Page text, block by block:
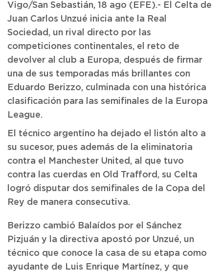
Vigo/San Sebastián, 18 ago (EFE).- El Celta de
Juan Carlos Unzué inicia ante la Real
Sociedad, un rival directo por las
competiciones continentales, el reto de
devolver al club a Europa, después de firmar
una de sus temporadas más brillantes con
Eduardo Berizzo, culminada con una histórica
clasificación para las semifinales de la Europa
League.
El técnico argentino ha dejado el listón alto a
su sucesor, pues además de la eliminatoria
contra el Manchester United, al que tuvo
contra las cuerdas en Old Trafford, su Celta
logró disputar dos semifinales de la Copa del
Rey de manera consecutiva.
Berizzo cambió Balaídos por el Sánchez
Pizjuán y la directiva apostó por Unzué, un
técnico que conoce la casa de su etapa como
ayudante de Luis Enrique Martínez, y que